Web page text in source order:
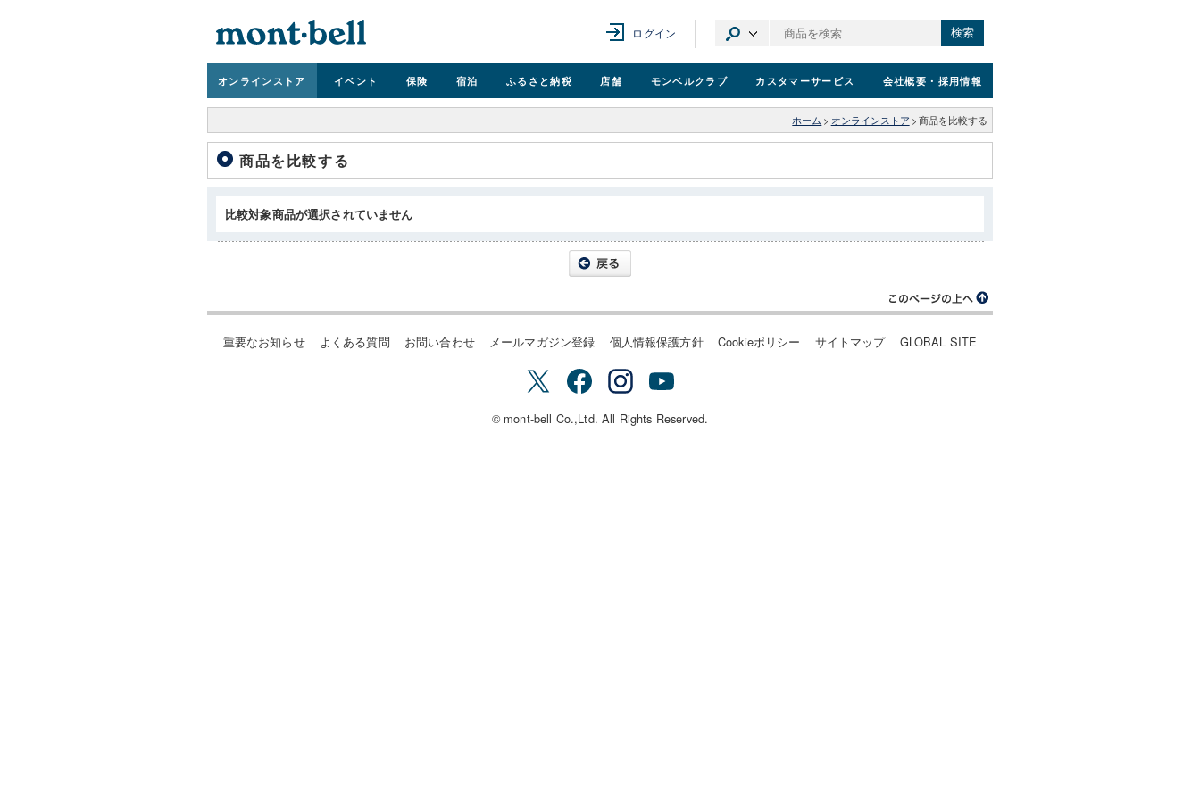
ログイン 検索
オンラインストア イベント 保険 宿泊 ふるさと納税 店舗 モンベルクラブ カスタマーサービス 会社概要 ・採用情報
ホーム > オンラインストア > 商品を比較する
商品を比較する
比較対象商品が選択されていません
重要なお知らせ よくある質問 お問い合わせ メールマガジン登録 個人情報保護方針 Cookieポリシー サイトマップ GLOBAL SITE
© mont-bell Co.,Ltd. All Rights Reserved.